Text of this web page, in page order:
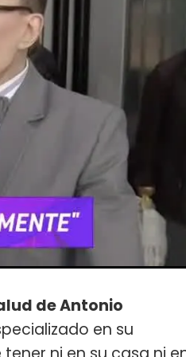
de Antonio
en su